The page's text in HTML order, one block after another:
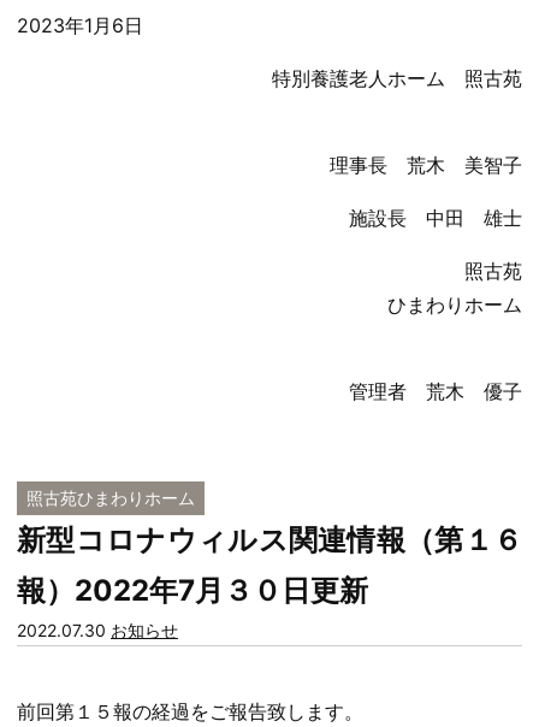
2023年1月6日
特別養護老人ホーム 照古苑
理事長 荒木 美智子
施設長 中田 雄士
照古苑
ひまわりホーム
管理者 荒木 優子
照古苑ひまわりホーム
新型コロナウィルス関連情報（第１６
報）2022年7月３０日更新
2022.07.30 カ
リー:
お知らせ
前回第１５報の経過をご報告致します。